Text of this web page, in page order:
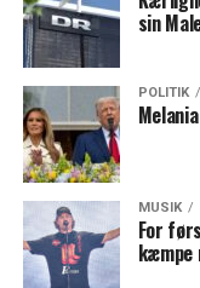
sin
POLITIK
MUSIK
For
kæmpe